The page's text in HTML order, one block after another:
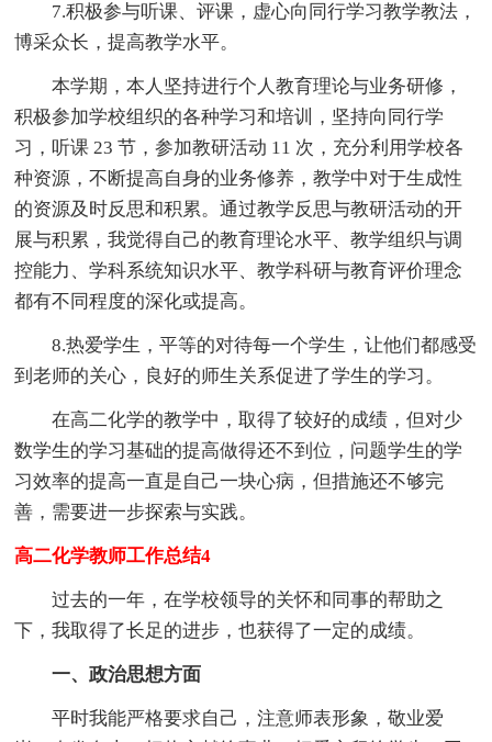
7.积极参与听课、评课，虚心向同行学习教学教法，
博采众长，提高教学水平。
本学期，本人坚持进行个人教育理论与业务研修，
积极参加学校组织的各种学习和培训，坚持向同行学
习，听课 23 节，参加教研活动 11 次，充分利用学校各
种资源，不断提高自身的业务修养，教学中对于生成性
的资源及时反思和积累。通过教学反思与教研活动的开
展与积累，我觉得自己的教育理论水平、教学组织与调
控能力、学科系统知识水平、教学科研与教育评价理念
都有不同程度的深化或提高。
8.热爱学生，平等的对待每一个学生，让他们都感受
到老师的关心，良好的师生关系促进了学生的学习。
在高二化学的教学中，取得了较好的成绩，但对少
数学生的学习基础的提高做得还不到位，问题学生的学
习效率的提高一直是自己一块心病，但措施还不够完
善，需要进一步探索与实践。
高二化学教师工作总结4
过去的一年，在学校领导的关怀和同事的帮助之
下，我取得了长足的进步，也获得了一定的成绩。
一、政治思想方面
平时我能严格要求自己，注意师表形象，敬业爱